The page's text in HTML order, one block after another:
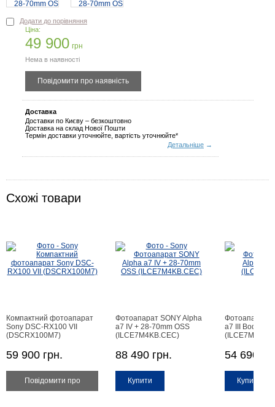
Додати до порівняння
Ціна:
49 900 грн
Нема в наявності
Доставка
Доставки по Києву – безкоштовно
Доставка на склад Нової Пошти
Термін доставки уточнюйте, вартість уточнюйте*
Детальніше →
Схожі товари
Компактний фотоапарат
Sony DSC-RX100 VII
(DSCRX100M7)
59 900 грн.
Фотоапарат SONY Alpha
a7 IV + 28-70mm OSS
(ILCE7M4KB.CEC)
88 490 грн.
Купити
Фотоапарат
a7 III Body
54 690
Купити